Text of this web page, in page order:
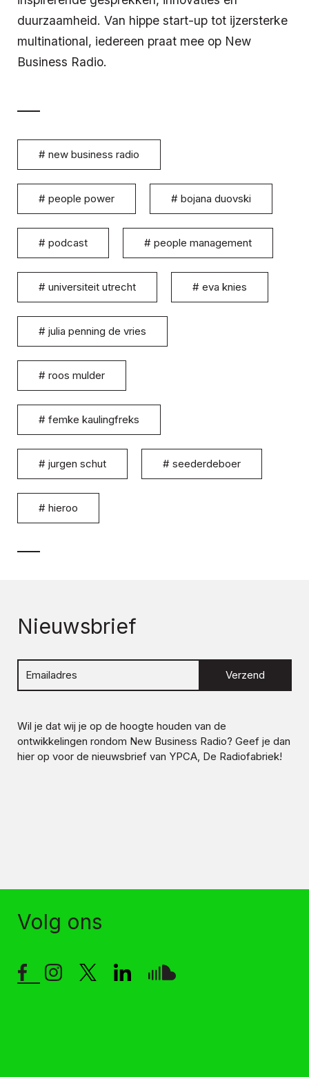
duurzaamheid. Van hippe start-up tot ijzersterke
multinational, iedereen praat mee op New
Business Radio.
# new business radio
# people power # bojana duovski
# podcast # people management
# universiteit utrecht # eva knies
# julia penning de vries
# roos mulder
# femke kaulingfreks
# jurgen schut # seederdeboer
# hieroo
Nieuwsbrief
Verzend
Wil je dat wij je op de hoogte houden van de
ontwikkelingen rondom New Business Radio? Geef je dan
hier op voor de nieuwsbrief van YPCA, De Radiofabriek!
Volg ons